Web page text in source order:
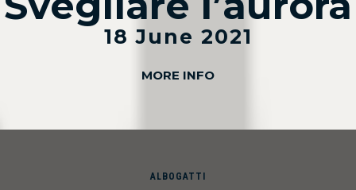
18 June 2021
MORE INFO
ALBOGATTI